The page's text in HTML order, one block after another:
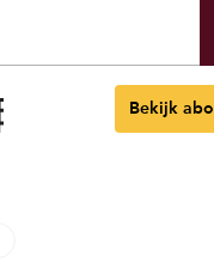
Bekijk